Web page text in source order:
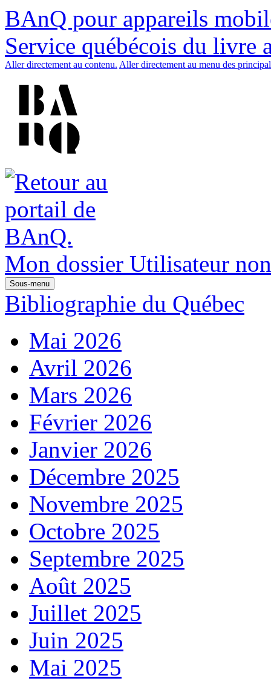
BAnQ pour appareils
Service québécois du livre
Aller directement au contenu. Aller directement au menu des
Mon dossier Utilisateur
Sous-menu
Bibliographie du Québec
Mai 2026
Avril 2026
Mars 2026
Février 2026
Janvier 2026
Décembre 2025
Novembre 2025
Octobre 2025
Septembre 2025
Août 2025
Juillet 2025
Juin 2025
Mai 2025